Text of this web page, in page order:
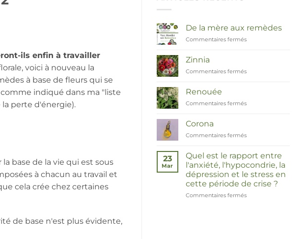
ils enfin à travailler
voici à nouveau la
à base de fleurs qui se
indiqué dans ma "liste
perte d'énergie).
base de la vie qui est sous
à chacun au travail et
cela crée chez certaines
de base n'est plus évidente,
De la mère aux remèdes
Commentaires ferméssur
Remedies
Zinnia
Commentaires ferméssur
Renouée
Commentaires ferméssur
Corona
Commentaires ferméssur
23
Mar
Quel est le rapport entre
l'anxiété, l'hypocondrie, la
dépression et le stress en
cette période de crise ?
Commentaires ferméssur